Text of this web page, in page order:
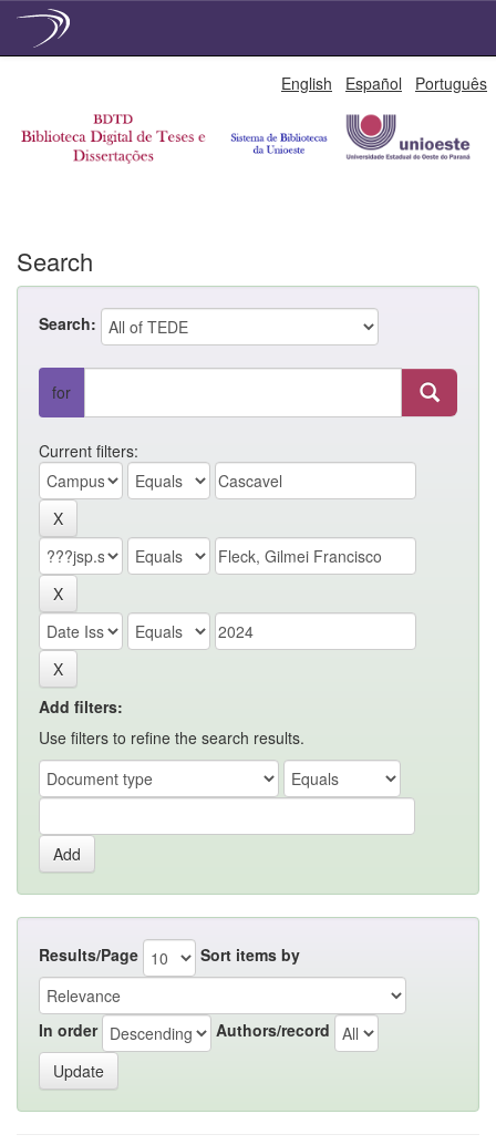
English Español Português
Search
Search:
for
Current filters:
Add filters:
Use filters to refine the search results.
Results/Page Sort items by
In order Authors/record